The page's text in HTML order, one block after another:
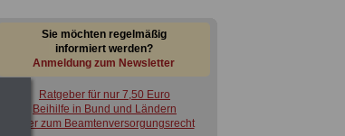
Sie möchten regelmäßig
informiert werden?
Anmeldung zum Newsletter
Ratgeber für nur 7,50 Euro
Beihilfe in Bund und Ländern
oder zum Beamtenversorgungsrecht